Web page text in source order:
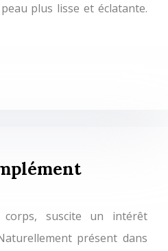
plus lisse et éclatante.
corps, suscite un intérêt
présent dans